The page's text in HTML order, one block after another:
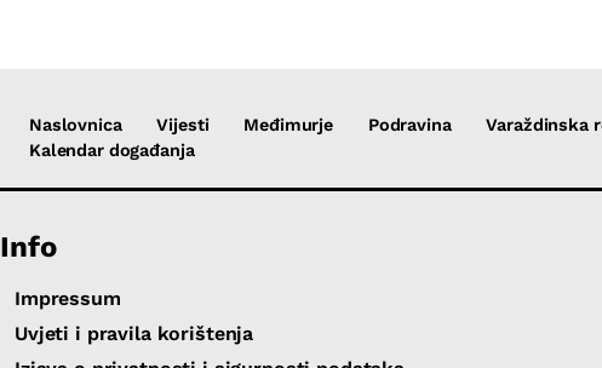
Naslovnica Vijesti Međimurje Podravina
Varaždinska
Kalendar događanja
Info
Impressum
Uvjeti i pravila korištenja